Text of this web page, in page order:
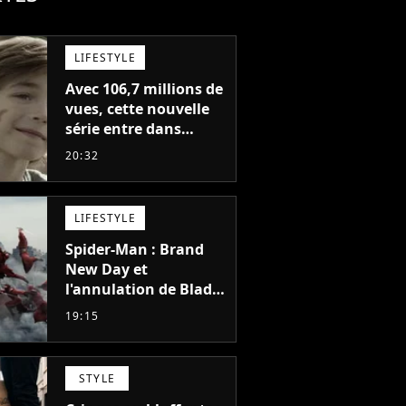
LIFESTYLE
Avec 106,7 millions de
vues, cette nouvelle
série entre dans
l'histoire de Netflix en
20:32
LIFESTYLE
Spider-Man : Brand
New Day et
l'annulation de Blade
montrent que Marvel
faire quoi que ce soit
de simple
19:15
STYLE